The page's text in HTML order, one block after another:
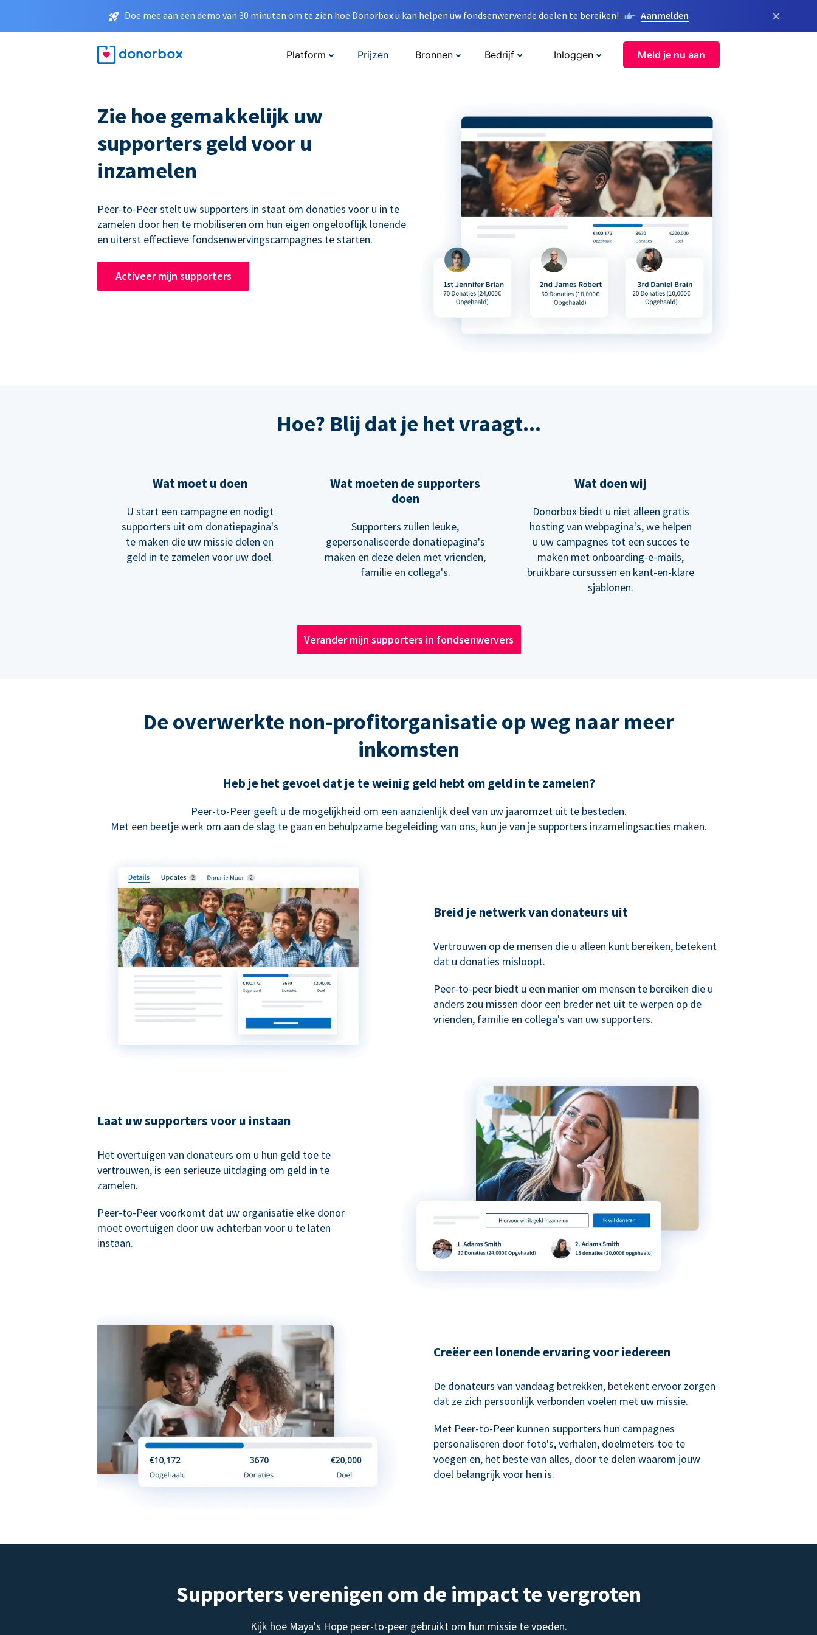
Doe mee aan een demo van 30 minuten om te zien hoe Donorbox u kan helpen uw fondsenwervende doelen te bereiken! Aanmelden ×
Platform Prijzen Bronnen Bedrijf Inloggen Meld je nu aan
Zie hoe gemakkelijk uw
supporters geld voor u
inzamelen
Peer-to-Peer stelt uw supporters in staat om donaties voor u in te
zamelen door hen te mobiliseren om hun eigen ongelooflijk lonende
en uiterst effectieve fondsenwervingscampagnes te starten.
Activeer mijn supporters
Hoe? Blij dat je het vraagt...
Wat moet u doen
U start een campagne en nodigt
supporters uit om donatiepagina's
te maken die uw missie delen en
geld in te zamelen voor uw doel.
Wat moeten de supporters
doen
Supporters zullen leuke,
gepersonaliseerde donatiepagina's
maken en deze delen met vrienden,
familie en collega's.
Wat doen wij
Donorbox biedt u niet alleen gratis
hosting van webpagina's, we helpen
u uw campagnes tot een succes te
maken met onboarding-e-mails,
bruikbare cursussen en kant-en-klare
sjablonen.
Verander mijn supporters in fondsenwervers
De overwerkte non-profitorganisatie op weg naar meer
inkomsten
Heb je het gevoel dat je te weinig geld hebt om geld in te zamelen?
Peer-to-Peer geeft u de mogelijkheid om een aanzienlijk deel van uw jaaromzet uit te besteden.
Met een beetje werk om aan de slag te gaan en behulpzame begeleiding van ons, kun je van je supporters inzamelingsacties maken.
Breid je netwerk van donateurs uit
Vertrouwen op de mensen die u alleen kunt bereiken, betekent
dat u donaties misloopt.
Peer-to-peer biedt u een manier om mensen te bereiken die u
anders zou missen door een breder net uit te werpen op de
vrienden, familie en collega's van uw supporters.
Laat uw supporters voor u instaan
Het overtuigen van donateurs om u hun geld toe te
vertrouwen, is een serieuze uitdaging om geld in te
zamelen.
Peer-to-Peer voorkomt dat uw organisatie elke donor
moet overtuigen door uw achterban voor u te laten
instaan.
Creëer een lonende ervaring voor iedereen
De donateurs van vandaag betrekken, betekent ervoor zorgen
dat ze zich persoonlijk verbonden voelen met uw missie.
Met Peer-to-Peer kunnen supporters hun campagnes
personaliseren door foto's, verhalen, doelmeters toe te
voegen en, het beste van alles, door te delen waarom jouw
doel belangrijk voor hen is.
Supporters verenigen om de impact te vergroten
Kijk hoe Maya's Hope peer-to-peer gebruikt om hun missie te voeden.